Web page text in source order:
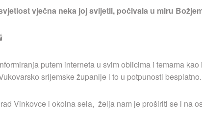
vječna neka joj svijetli, počivala u miru
putem interneta u svim oblicima i temama
srijemske županije i to u potpunosti besplatno.
Vinkovce i okolna sela, želja nam je proširiti se i na